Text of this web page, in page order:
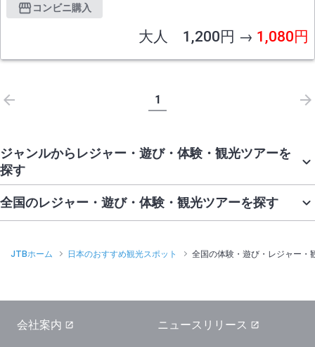
コンビニ購入
大人 1,200円 → 1,080円
1
ジャンルからレジャー・遊び・体験・観光ツアーを
探す
全国のレジャー・遊び・体験・観光ツアーを探す
JTBホーム 日本のおすすめ観光スポット 全国の体験・遊び・レジャー・
会社案内 ニュースリリース